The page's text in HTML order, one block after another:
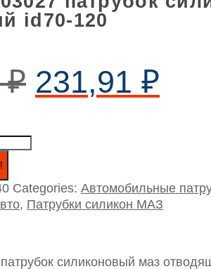
id70-120
₽ 231,91 ₽
Categories: Автомобильные
, Патрубки силикон МАЗ
силиконовый маз